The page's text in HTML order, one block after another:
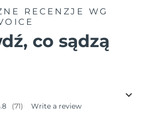
RECENZJE
WG
co sądzą
(71) Write a review